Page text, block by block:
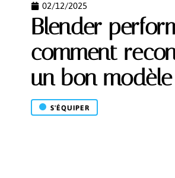
02/12/2025
Blender
comment
un bon
S'ÉQUIPER